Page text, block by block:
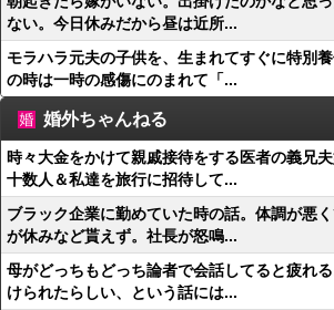
ない。今日休みだから昼は近所...
モラハラ元夫の子供を、生まれてすぐに特別
の時は一時の感傷にのまれて「...
婚外ちゃんねる
時々大金をかけて親戚接待をする医者の義兄
十数人＆私達を旅行に招待して...
ブラック企業に勤めていた時の話。体調が悪
が休みなど貰えず。社長が怒鳴...
母がどっちもどっち論者で会話してると疲れ
けられたらしい、という話には...